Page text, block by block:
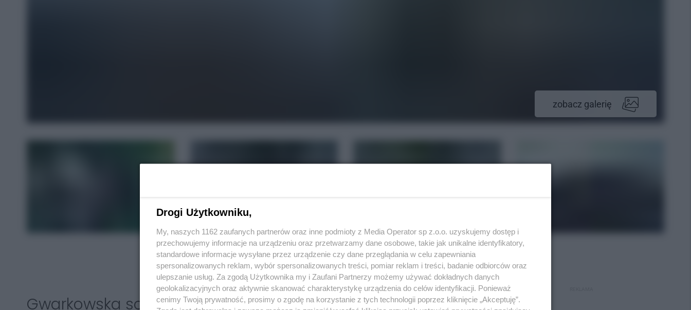
zobacz galerię
REKLAMA
Gwarkowska sobota za nami
Drogi Użytkowniku,
My, naszych 1162 zaufanych partnerów oraz inne podmioty z Media Operator sp z.o.o. uzyskujemy dostęp i
przechowujemy informacje na urządzeniu oraz przetwarzamy dane osobowe, takie jak unikalne identyfikatory,
standardowe informacje wysyłane przez urządzenie czy dane przeglądania w celu zapewniania
spersonalizowanych reklam, wybór spersonalizowanych treści, pomiar reklam i treści, badanie odbiorców oraz
ulepszanie usług. Za zgodą Użytkownika my i Zaufani Partnerzy możemy używać dokładnych danych
geolokalizacyjnych oraz aktywnie skanować charakterystykę urządzenia do celów identyfikacji. Ponieważ
cenimy Twoją prywatność, prosimy o zgodę na korzystanie z tych technologii poprzez kliknięcie „Akceptuję”.